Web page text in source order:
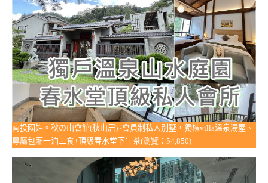
南投國姓。秋の山會館(秋山居)~會員制私人別墅，獨棟villa溫泉湯屋、
專屬包廂一泊二食+頂級春水堂下午茶(瀏覽：54,850)